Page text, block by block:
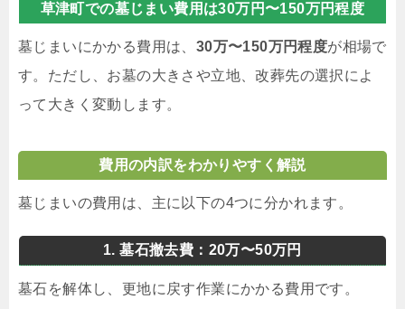
草津町での墓じまい費用は30万円〜150万円程度
墓じまいにかかる費用は、 30万〜150万円程度が相場で
す。ただし、お墓の大きさや立地、改葬先の選択によ
って大きく変動します。
費用の内訳をわかりやすく解説
墓じまいの費用は、主に以下の4つに分かれます。
1. 墓石撤去費：20万〜50万円
墓石を解体し、更地に戻す作業にかかる費用です。